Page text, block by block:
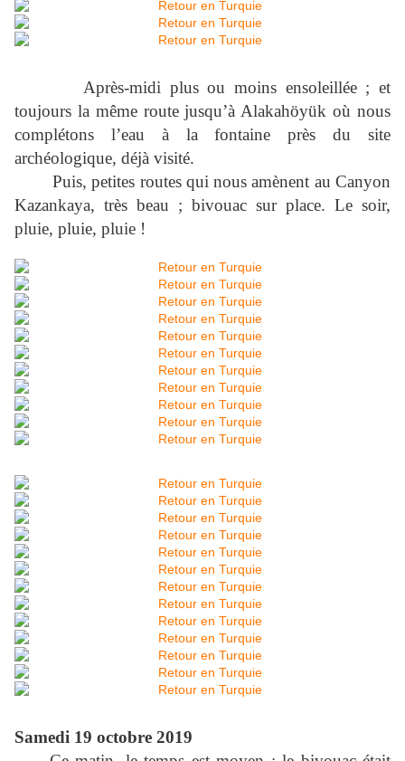
Après-midi plus ou moins ensoleillée ; et
toujours la même route jusqu’à Alakahöyük où nous
complétons l’eau à la fontaine près du site
archéologique, déjà visité.
Puis, petites routes qui nous amènent au Canyon
Kazankaya, très beau ; bivouac sur place. Le soir,
pluie, pluie, pluie !
Samedi 19 octobre 2019